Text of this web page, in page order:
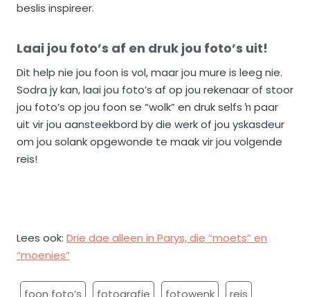
beslis inspireer.
Laai jou foto’s af en druk jou foto’s uit!
Dit help nie jou foon is vol, maar jou mure is leeg nie.
Sodra jy kan, laai jou foto’s af op jou rekenaar of stoor
jou foto’s op jou foon se “wolk” en druk selfs ŉ paar
uit vir jou aansteekbord by die werk of jou yskasdeur
om jou solank opgewonde te maak vir jou volgende
reis!
Lees ook: Drie dae alleen in Parys, die “moets” en
“moenies”
foon foto’s fotografie fotowenk reis